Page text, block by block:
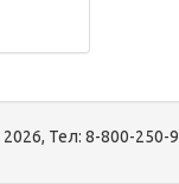
2026, Тел: 8-800-250-